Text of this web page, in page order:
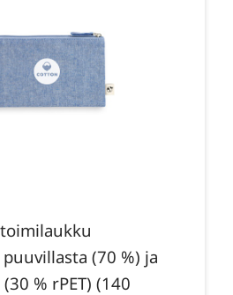
(70 %) ja
% rPET) (140